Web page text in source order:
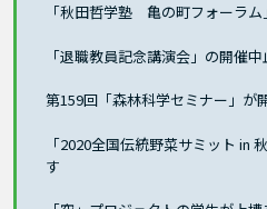
「秋田哲学塾 亀の町フォーラム
「退職教員記念講演会」の開催
第159回「森林科学セミナー」が
「2020全国伝統野菜サミット in
す